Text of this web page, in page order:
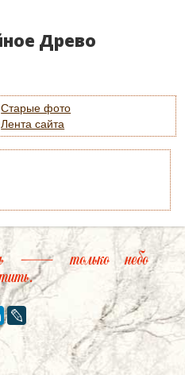
Древо
Старые фото
Лента сайта
— только небо